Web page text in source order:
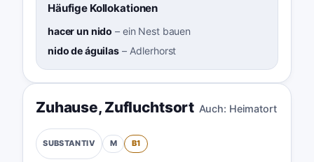
Häufige Kollokationen
hacer un nido – ein Nest bauen
nido de águilas – Adlerhorst
Zuhause, Zufluchtsort Auch: Heimatort
SUBSTANTIV M B1